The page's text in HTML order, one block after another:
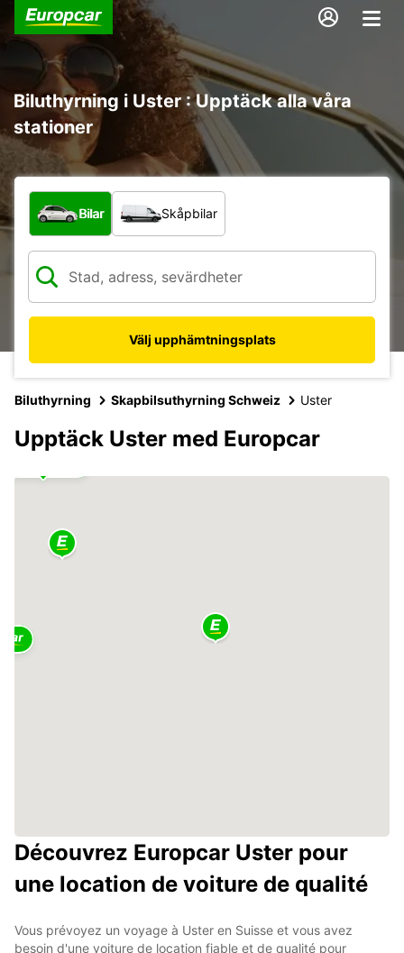
Biluthyrning i Uster : Upptäck alla våra
stationer
Vilken typ av fordon?
Bilar Skåpbilar
Välj upphämtningsplats
Biluthyrning Skapbilsuthyrning Schweiz Uster
Upptäck Uster med Europcar
Découvrez Europcar Uster pour
une location de voiture de qualité
Vous prévoyez un voyage à Uster en Suisse et vous avez
besoin d'une voiture de location fiable et de qualité pour